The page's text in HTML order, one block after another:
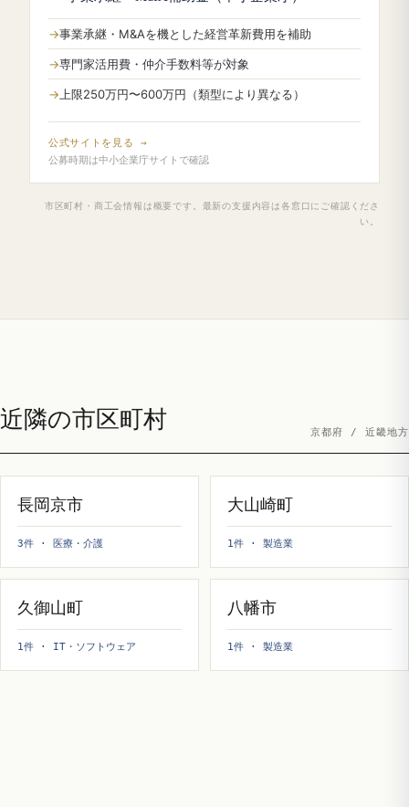
事業承継・M&Aを機とした経営革新費用を補助
専門家活用費・仲介手数料等が対象
上限250万円〜600万円（類型により異なる）
公式サイトを見る →
公募時期は中小企業庁サイトで確認
市区町村・商工会情報は概要です。最新の支援内容は各窓口にご確認くださ
い。
近隣の市区町村 京都府 / 近畿地方
長岡京市
3件 · 医療・介護
大山崎町
1件 · 製造業
久御山町
1件 · IT・ソフトウェア
八幡市
1件 · 製造業